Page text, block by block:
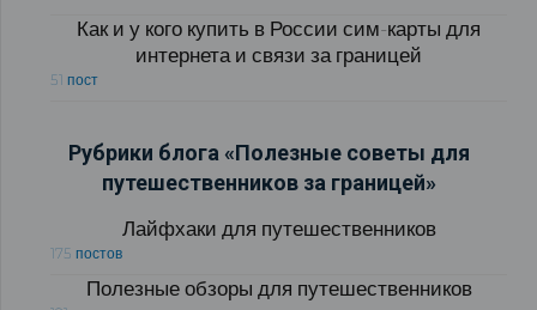
Как и у кого купить в России сим-карты для
интернета и связи за границей
51 пост
Рубрики блога «Полезные советы для
путешественников за границей»
Лайфхаки для путешественников
175 постов
Полезные обзоры для путешественников